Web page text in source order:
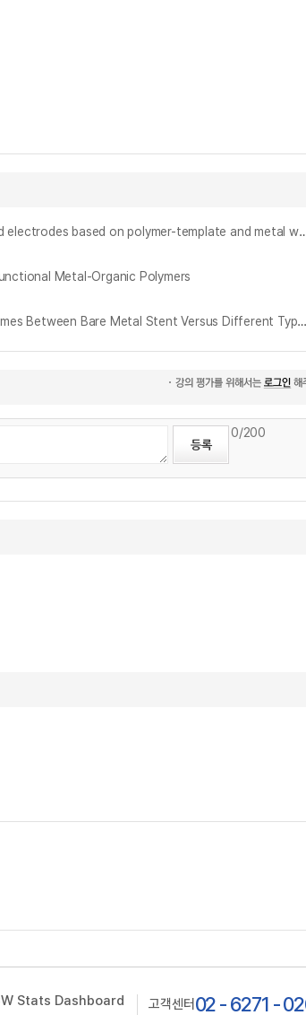
폴리머 템플릿 및 금속 습식 증착 공정을 이용한 유연 투명 마이크로 그리드 전극 제작 및 유연 소자 응용에 관한 연구 = Fabrication of flexible and
functional Metal-Organic Polymers
한국인의 급성 심근경색증 환자에서 금속 스텐트와 1세대, 2세대 약물용출 및 생분해성폴리머 스텐트의 장기 임상 경과 비교 = Comparison of Long Term Clinical Out-comes Between Bare Metal
0/200
Stats Dashboard 고객센터 02 - 6271 -